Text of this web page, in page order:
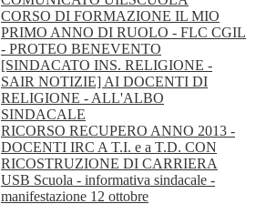
CORSO DI FORMAZIONE IL MIO
PRIMO ANNO DI RUOLO - FLC CGIL
- PROTEO BENEVENTO
[SINDACATO INS. RELIGIONE -
SAIR NOTIZIE] AI DOCENTI DI
RELIGIONE - ALL'ALBO
SINDACALE
RICORSO RECUPERO ANNO 2013 -
DOCENTI IRC A T.I. e a T.D. CON
RICOSTRUZIONE DI CARRIERA
USB Scuola - informativa sindacale -
manifestazione 12 ottobre